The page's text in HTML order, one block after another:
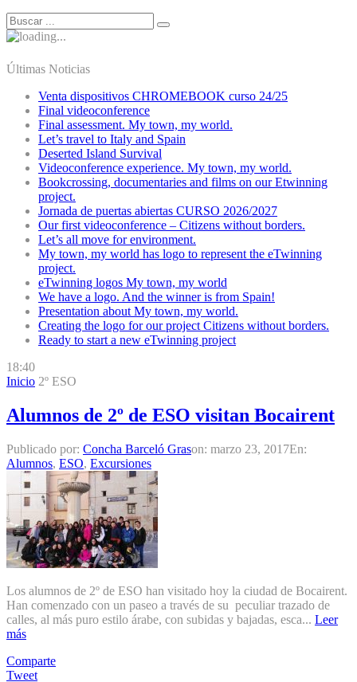
Últimas Noticias
Venta dispositivos CHROMEBOOK curso 24/25
Final videoconference
Final assessment. My town, my world.
Let’s travel to Italy and Spain
Deserted Island Survival
Videoconference experience. My town, my world.
Bookcrossing, documentaries and films on our Etwinning
project.
Jornada de puertas abiertas CURSO 2026/2027
Our first videoconference – Citizens without borders.
Let’s all move for environment.
My town, my world has logo to represent the eTwinning
project.
eTwinning logos My town, my world
We have a logo. And the winner is from Spain!
Presentation about My town, my world.
Creating the logo for our project Citizens without borders.
Ready to start a new eTwinning project
18:40
Inicio 2º ESO
Alumnos de 2º de ESO visitan Bocairent
Publicado por: Concha Barceló Grason: marzo 23, 2017En:
Alumnos, ESO, Excursiones
Los alumnos de 2º de ESO han visitado hoy la ciudad de Bocairent.
Han comenzado con un paseo a través de su peculiar trazado de
calles, al más puro estilo árabe, con subidas y bajadas, esca... Leer
más
Comparte
Tweet